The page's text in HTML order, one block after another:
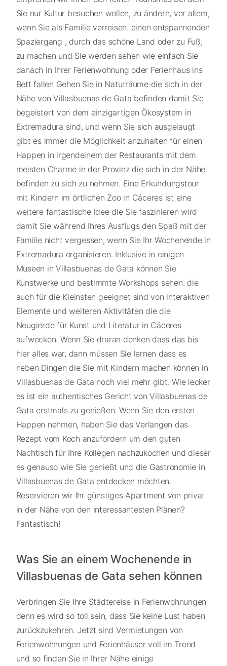
Sie nur Kultur besuchen wollen, zu ändern, vor allem,
wenn Sie als Familie verreisen. einen entspannenden
Spaziergang , durch das schöne Land oder zu Fuß,
zu machen und Sie werden sehen wie einfach Sie
danach in Ihrer Ferienwohnung oder Ferienhaus ins
Bett fallen Gehen Sie in Naturräume die sich in der
Nähe von Villasbuenas de Gata befinden damit Sie
begeistert von dem einzigartigen Ökosystem in
Extremadura sind, und wenn Sie sich ausgelaugt
gibt es immer die Möglichkeit anzuhalten für einen
Happen in irgendeinem der Restaurants mit dem
meisten Charme in der Provinz die sich in der Nähe
befinden zu sich zu nehmen. Eine Erkundungstour
mit Kindern im örtlichen Zoo in Cáceres ist eine
weitere fantastische Idee die Sie faszinieren wird
damit Sie während Ihres Ausflugs den Spaß mit der
Familie nicht vergessen, wenn Sie Ihr Wochenende in
Extremadura organisieren. Inklusive in einigen
Museen in Villasbuenas de Gata können Sie
Kunstwerke und bestimmte Workshops sehen. die
auch für die Kleinsten geeignet sind von interaktiven
Elemente und weiteren Aktivitäten die die
Neugierde für Kunst und Literatur in Cáceres
aufwecken. Wenn Sie draran denken dass das bis
hier alles war, dann müssen Sie lernen dass es
neben Dingen die Sie mit Kindern machen können in
Villasbuenas de Gata noch viel mehr gibt. Wie lecker
es ist ein authentisches Gericht von Villasbuenas de
Gata erstmals zu genießen. Wenn Sie den ersten
Happen nehmen, haben Sie das Verlangen das
Rezept vom Koch anzufordern um den guten
Nachtisch für Ihre Kollegen nachzukochen und dieser
es genauso wie Sie genießt und die Gastronomie in
Villasbuenas de Gata entdecken möchten.
Reservieren wir Ihr günstiges Apartment von privat
in der Nähe von den interessantesten Plänen?
Fantastisch!
Was Sie an einem Wochenende in
Villasbuenas de Gata sehen können
Verbringen Sie Ihre Städtereise in Ferienwohnungen
denn es wird so toll sein, dass Sie keine Lust haben
zurückzukehren. Jetzt sind Vermietungen von
Ferienwohnungen und Ferienhäuser voll im Trend
und so finden Sie in Ihrer Nähe einige